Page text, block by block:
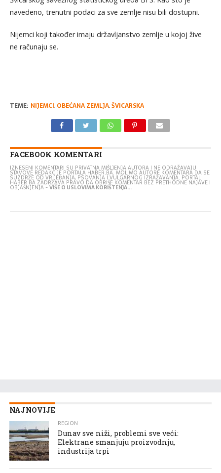
navedeno, trenutni podaci za sve zemlje nisu bili dostupni.
Nijemci koji također imaju državljanstvo zemlje u kojoj žive
ne računaju se.
TEME: NIJEMCI, OBEĆANA ZEMLJA,ŠVICARSKA
FACEBOOK KOMENTARI
IZNESENI KOMENTARI SU PRIVATNA MIŠLJENJA AUTORA I NE ODRAŽAVAJU
STAVOVE REDAKCIJE PORTALA HABER.BA. MOLIMO AUTORE KOMENTARA DA SE
SUZDRŽE OD VRIJEĐANJA, PSOVANJA I VULGARNOG IZRAŽAVANJA. PORTAL
HABER.BA ZADRŽAVA PRAVO DA OBRIŠE KOMENTAR BEZ PRETHODNE NAJAVE I
OBJAŠNJENJA -VIŠE O USLOVIMA KORIŠTENJA...
NAJNOVIJE
REGION
Dunav sve niži, problemi sve veći:
Elektrane smanjuju proizvodnju,
industrija trpi